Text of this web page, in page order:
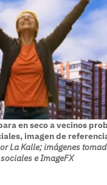
en seco a vecinos
imagen de
La Kalle; imágenes
sociales e ImageFX